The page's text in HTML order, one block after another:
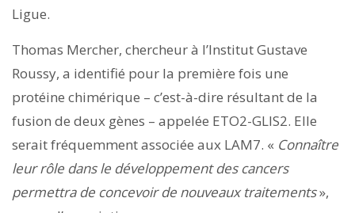
Ligue.
Thomas Mercher, chercheur à l’Institut Gustave
Roussy, a identifié pour la première fois une
protéine chimérique – c’est-à-dire résultant de la
fusion de deux gènes – appelée ETO2-GLIS2. Elle
serait fréquemment associée aux LAM7. « Connaître
leur rôle dans le développement des cancers
permettra de concevoir de nouveaux traitements»,